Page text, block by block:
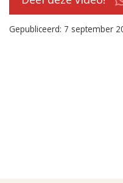
Gepubliceerd: 7 september